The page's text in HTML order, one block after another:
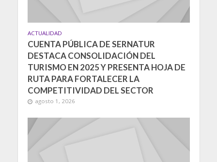
ACTUALIDAD
CUENTA PÚBLICA DE SERNATUR
DESTACA CONSOLIDACIÓN DEL
TURISMO EN 2025 Y PRESENTA HOJA DE
RUTA PARA FORTALECER LA
COMPETITIVIDAD DEL SECTOR
agosto 1, 2026